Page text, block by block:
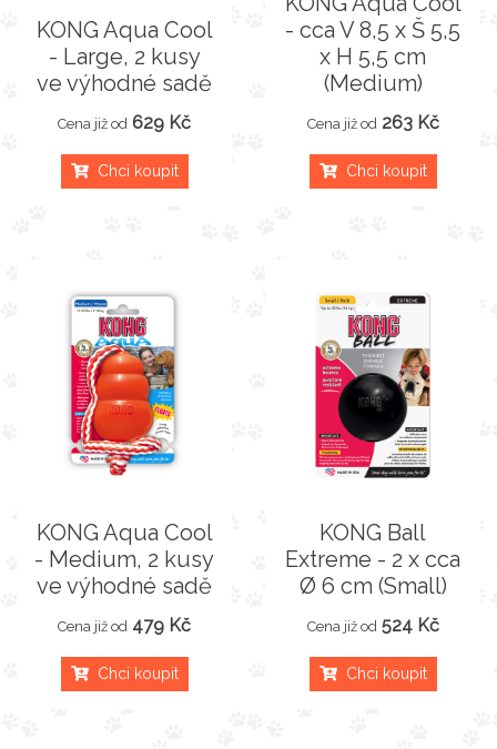
KONG Aqua Cool
- Large, 2 kusy
ve výhodné sadě
Cena již od 629 Kč
Chci koupit
- cca V 8,5 x Š 5,5
x H 5,5 cm
(Medium)
Cena již od 263 Kč
Chci koupit
KONG Aqua Cool
- Medium, 2 kusy
ve výhodné sadě
Cena již od 479 Kč
Chci koupit
KONG Ball
Extreme - 2 x cca
Ø 6 cm (Small)
Cena již od 524 Kč
Chci koupit